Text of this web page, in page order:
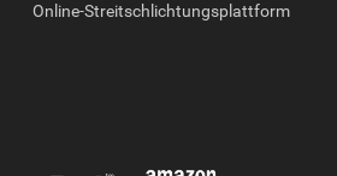
Online-Streitschlichtungsplattform